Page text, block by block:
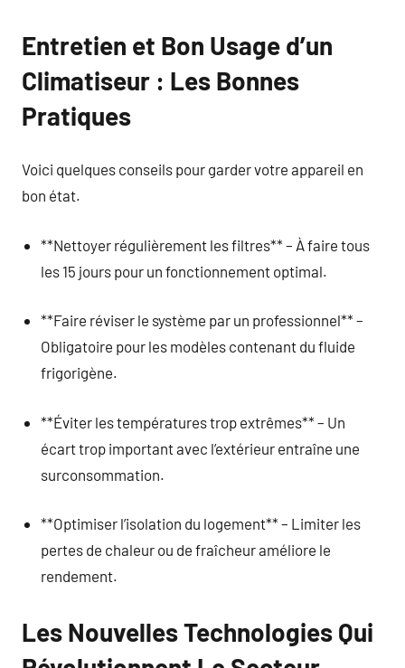
Entretien et Bon Usage d’un
Climatiseur : Les Bonnes
Pratiques
Voici quelques conseils pour garder votre appareil en
bon état.
**Nettoyer régulièrement les filtres** – À faire tous
les 15 jours pour un fonctionnement optimal.
**Faire réviser le système par un professionnel** –
Obligatoire pour les modèles contenant du fluide
frigorigène.
**Éviter les températures trop extrêmes** – Un
écart trop important avec l’extérieur entraîne une
surconsommation.
**Optimiser l’isolation du logement** – Limiter les
pertes de chaleur ou de fraîcheur améliore le
rendement.
Les Nouvelles Technologies Qui